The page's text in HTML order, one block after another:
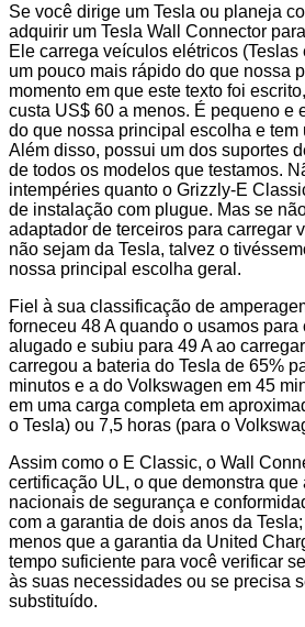
Se você dirige um Tesla ou planeja
adquirir um Tesla Wall Connector
Ele carrega veículos elétricos (Teslas
um pouco mais rápido do que nossa
momento em que este texto foi
custa US$ 60 a menos. É pequeno e
do que nossa principal escolha e tem
Além disso, possui um dos suportes
de todos os modelos que testamos.
intempéries quanto o Grizzly-E
de instalação com plugue. Mas se
adaptador de terceiros para carregar
não sejam da Tesla, talvez o
nossa principal escolha geral.
Fiel à sua classificação de
forneceu 48 A quando o usamos para
alugado e subiu para 49 A ao
carregou a bateria do Tesla de 65%
minutos e a do Volkswagen em 45
em uma carga completa em
o Tesla) ou 7,5 horas (para o
Assim como o E Classic, o Wall
certificação UL, o que demonstra
nacionais de segurança e
com a garantia de dois anos da
menos que a garantia da United
tempo suficiente para você verificar
às suas necessidades ou se precisa
substituído.